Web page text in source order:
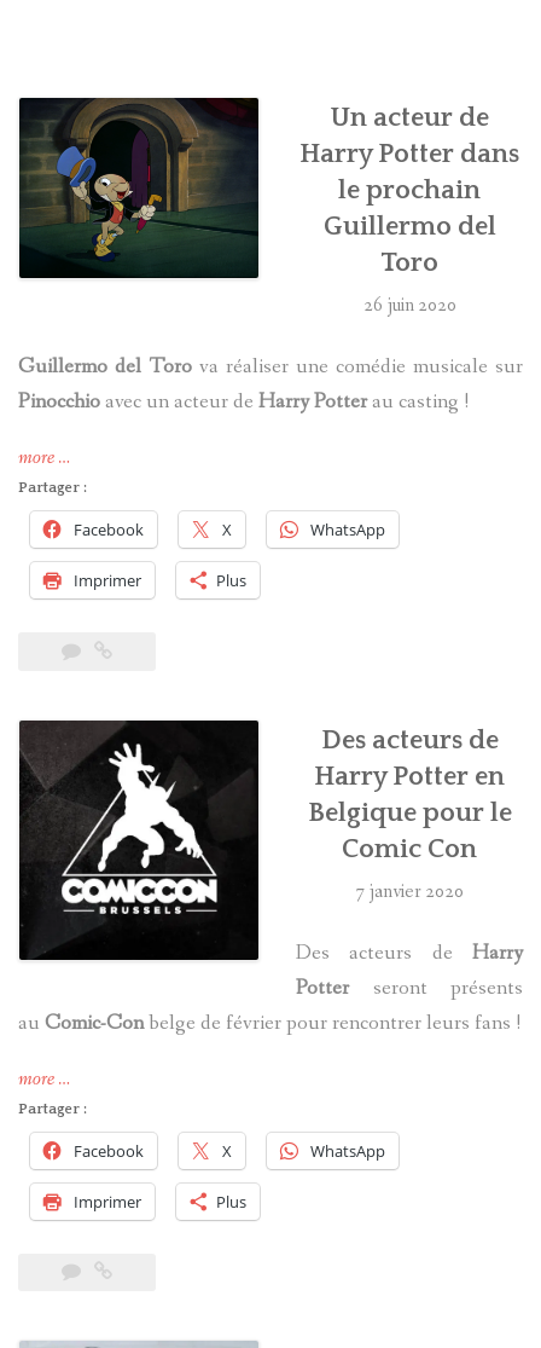
LES ACTEURS
J.K. ROWLING
PRODUITS DÉRIVÉS
A PROPOS
Un acteur de
Harry Potter dans
le prochain
Guillermo del
Toro
26 juin 2020
Guillermo del Toro va réaliser une comédie musicale sur
Pinocchioavec un acteur de Harry Potterau casting !
more« Un
acteur
de
Harry
Potter
dans
prochain
del
Toro »
…
Partager :
Facebook X WhatsApp
Imprimer Plus
Des acteurs de
Harry Potter en
Belgique pour le
Comic Con
7 janvier 2020
Des acteurs de Harry
Potterseront présents
au Comic-Conbelge de février pour rencontrer leurs fans !
more« Des
acteurs
de
Harry
Potter
en
pour
Comic
…
Partager :
Facebook X WhatsApp
Imprimer Plus